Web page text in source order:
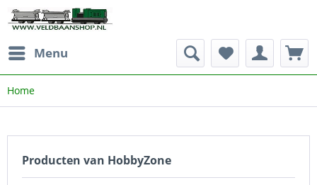
Menu
Home
Producten van HobbyZone